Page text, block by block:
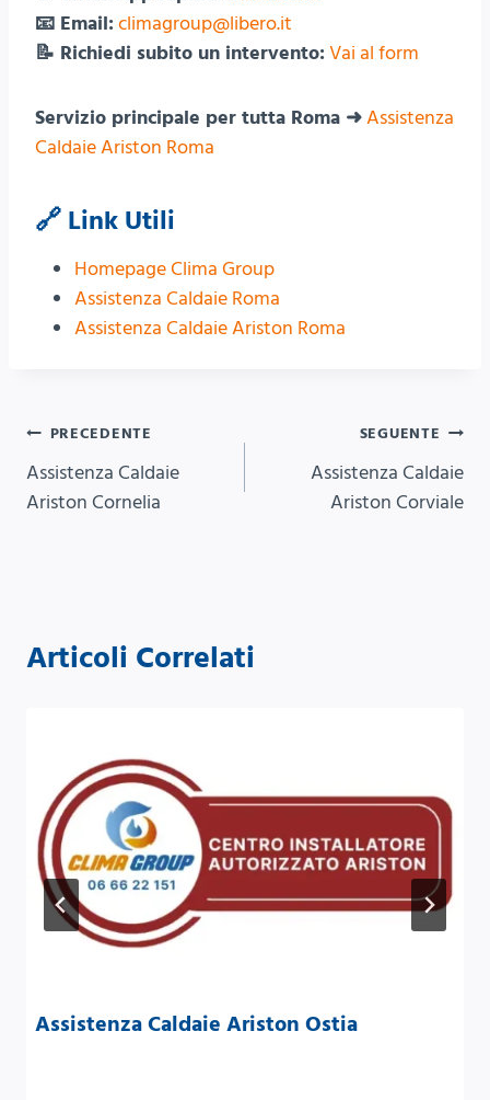
📧 Email: climagroup@libero.it
📝 Richiedi subito un intervento: Vai al form
Servizio principale per tutta Roma ➜Assistenza
Caldaie Ariston Roma
🔗 Link Utili
Homepage Clima Group
Assistenza Caldaie Roma
Assistenza Caldaie Ariston Roma
Navigazione
articoli
PRECEDENTE
Assistenza Caldaie
Ariston Cornelia
SEGUENTE
Assistenza Caldaie
Ariston Corviale
Articoli Correlati
Assistenza Caldaie Ariston Ostia